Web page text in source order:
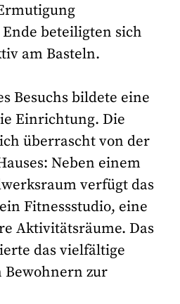
beteiligten sich
am Basteln.
Besuchs bildete eine
Einrichtung. Die
überrascht von der
Neben einem
verfügt das
Fitnessstudio, eine
Aktivitätsräume. Das
das vielfältige
Bewohnern zur